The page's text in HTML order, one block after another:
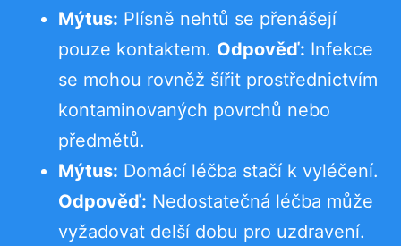
Mýtus: Plísně nehtů se přenášejí
pouze kontaktem. Odpověď: Infekce
se mohou rovněž šířit prostřednictvím
kontaminovaných povrchů nebo
předmětů.
Mýtus: Domácí léčba stačí k vyléčení.
Odpověď: Nedostatečná léčba může
vyžadovat delší dobu pro uzdravení.